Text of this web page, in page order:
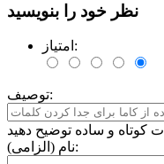
نظر خود را بنویسید
امتیاز:
توصیف:
نام (الزامی):